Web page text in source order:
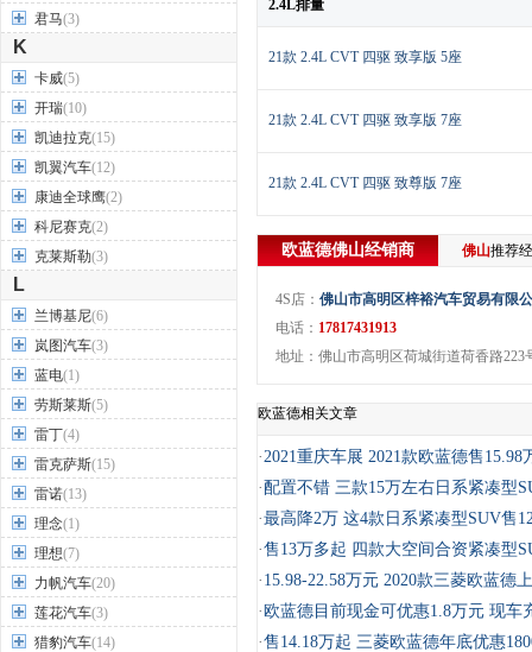
君马(3)
K
卡威(5)
开瑞(10)
凯迪拉克(15)
凯翼汽车(12)
康迪全球鹰(2)
科尼赛克(2)
克莱斯勒(3)
L
兰博基尼(6)
岚图汽车(3)
蓝电(1)
劳斯莱斯(5)
雷丁(4)
雷克萨斯(15)
雷诺(13)
理念(1)
理想(7)
力帆汽车(20)
莲花汽车(3)
猎豹汽车(14)
2.4L排量
21款 2.4L CVT 四驱 致享版 5座
21款 2.4L CVT 四驱 致享版 7座
21款 2.4L CVT 四驱 致尊版 7座
欧蓝德佛山经销商 佛山推荐
4S店： 佛山市高明区梓裕汽车贸易有限
电话： 17817431913
地址：佛山市高明区荷城街道荷香路
欧蓝德相关文章
·2021重庆车展 2021款欧蓝德售15.98
· 配置不错 三款15万左右日系紧凑型
·最高降2万 这4款日系紧凑型SUV售
·售13万多起 四款大空间合资紧凑型
· 15.98-22.58万元 2020款三菱欧蓝德
· 欧蓝德目前现金可优惠1.8万元 现车
·售14.18万起 三菱欧蓝德年底优惠